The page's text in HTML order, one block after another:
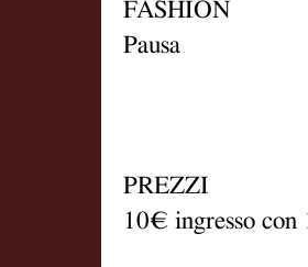
FASHION
Pausa
PREZZI
10€ ingresso con